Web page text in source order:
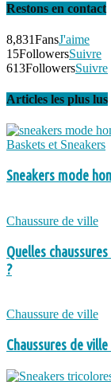
Restons en contact
8,831FansJ'aime
15FollowersSuivre
613FollowersSuivre
Articles les plus lus
Baskets et Sneakers
Sneakers mode
Chaussure de ville
Quelles
?
Chaussure de ville
Chaussures de